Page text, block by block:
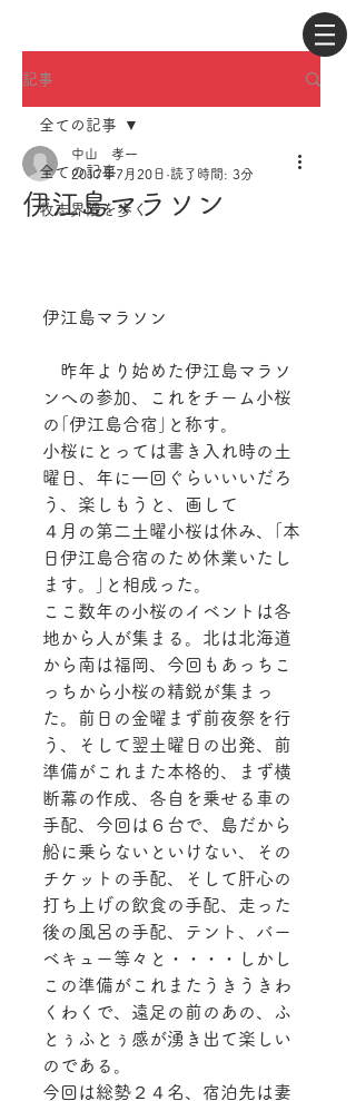
記事
全ての記事
牧志界隈を歩く
全ての記事
伊江島マラソン
中山 孝一
2017年7月20日 読了時間: 3分
伊江島マラソン
昨年より始めた伊江島マラソ
ンへの参加、これをチーム小桜
の｢伊江島合宿｣と称す。
小桜にとっては書き入れ時の土
曜日、年に一回ぐらいいいだろ
う、楽しもうと、画して
４月の第二土曜小桜は休み、｢本
日伊江島合宿のため休業いたし
ます。｣と相成った。
ここ数年の小桜のイベントは各
地から人が集まる。北は北海道
から南は福岡、今回もあっちこ
っちから小桜の精鋭が集まっ
た。前日の金曜まず前夜祭を行
う、そして翌土曜日の出発、前
準備がこれまた本格的、まず横
断幕の作成、各自を乗せる車の
手配、今回は６台で、島だから
船に乗らないといけない、その
チケットの手配、そして肝心の
打ち上げの飲食の手配、走った
後の風呂の手配、テント、バー
ベキュー等々と・・・・しかし
この準備がこれまたうきうきわ
くわくで、遠足の前のあの、ふ
とぅふとぅ感が湧き出て楽しい
のである。
今回は総勢２４名、宿泊先は妻